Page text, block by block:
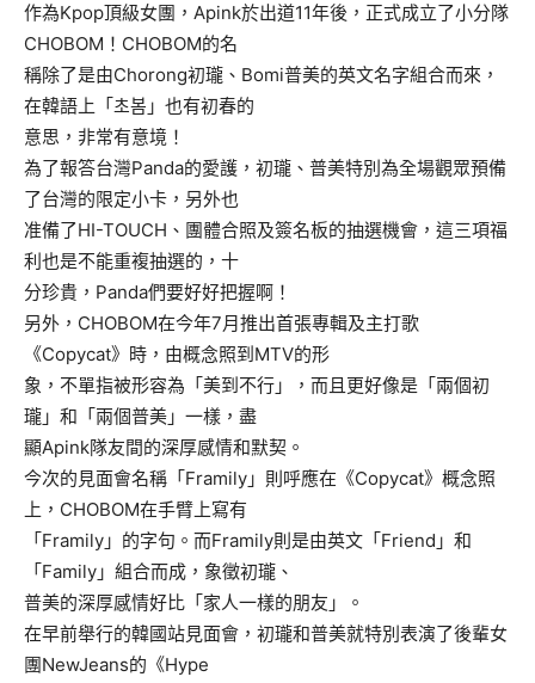
作為Kpop頂級女團，Apink於出道11年後，正式成立了小分隊
CHOBOM！CHOBOM的名
稱除了是由Chorong初瓏、Bomi普美的英文名字組合而來，
在韓語上「초봄」也有初春的
意思，非常有意境！
為了報答台灣Panda的愛護，初瓏、普美特別為全場觀眾預備
了台灣的限定小卡，另外也
准備了HI-TOUCH、團體合照及簽名板的抽選機會，這三項福
利也是不能重複抽選的，十
分珍貴，Panda們要好好把握啊！
另外，CHOBOM在今年7月推出首張專輯及主打歌
《Copycat》時，由概念照到MTV的形
象，不單指被形容為「美到不行」，而且更好像是「兩個初
瓏」和「兩個普美」一樣，盡
顯Apink隊友間的深厚感情和默契。
今次的見面會名稱「Framily」則呼應在《Copycat》概念照
上，CHOBOM在手臂上寫有
「Framily」的字句。而Framily則是由英文「Friend」和
「Family」組合而成，象徵初瓏、
普美的深厚感情好比「家人一樣的朋友」。
在早前舉行的韓國站見面會，初瓏和普美就特別表演了後輩女
團NewJeans的《Hype